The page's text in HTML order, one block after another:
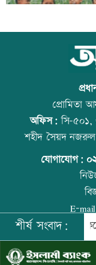
প্রোমিতা
অফিস:সি-৫০১,
শহীদ সৈয়দ নজরুল
যোগাযোগ:
E-
©২০২৬ |আপন
শীর্ষ সংবাদ:
কিসের